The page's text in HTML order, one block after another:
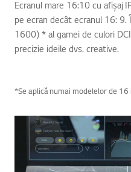
Ecranul mare 16:10 cu afișaj
pe ecran decât ecranul 16:
1600) * al gamei de culori
precizie ideile dvs. creative.
*Se aplică numai modelelor de 16